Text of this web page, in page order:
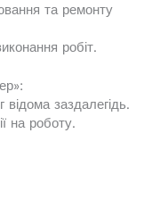
та ремонту
робіт.
відома заздалегідь.
на роботу.